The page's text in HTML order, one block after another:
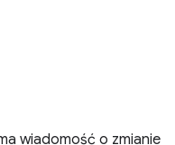
wiadomość o zmianie